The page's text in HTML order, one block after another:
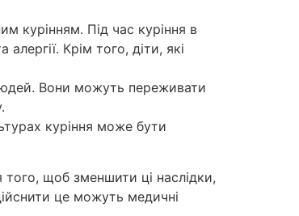
курінням. Під час куріння в
Крім того, діти, які
Вони можуть переживати
куріння може бути
того, щоб зменшити ці наслідки,
це можуть медичні